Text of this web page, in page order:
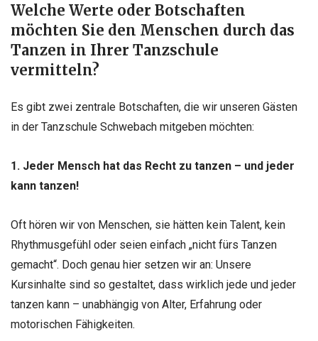
Welche Werte oder Botschaften
möchten Sie den Menschen durch das
Tanzen in Ihrer Tanzschule
vermitteln?
Es gibt zwei zentrale Botschaften, die wir unseren Gästen
in der Tanzschule Schwebach mitgeben möchten:
1. Jeder Mensch hat das Recht zu tanzen – und jeder
kann tanzen!
Oft hören wir von Menschen, sie hätten kein Talent, kein
Rhythmusgefühl oder seien einfach „nicht fürs Tanzen
gemacht“. Doch genau hier setzen wir an: Unsere
Kursinhalte sind so gestaltet, dass wirklich jede und jeder
tanzen kann – unabhängig von Alter, Erfahrung oder
motorischen Fähigkeiten.